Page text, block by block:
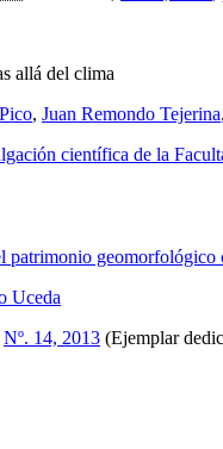
allá del clima
, Juan Remondo Tejerina,
científica de la
patrimonio
Uceda
Nº. 14, 2013 (Ejemplar